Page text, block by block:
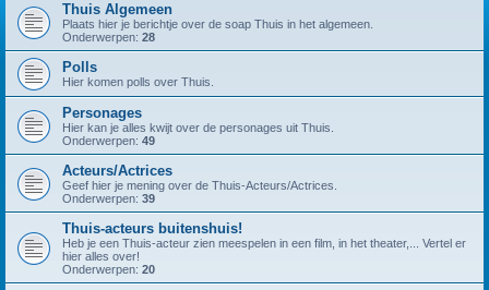
Thuis Algemeen
Plaats hier je berichtje over de soap Thuis in het algemeen.
Onderwerpen: 28
Polls
Hier komen polls over Thuis.
Personages
Hier kan je alles kwijt over de personages uit Thuis.
Onderwerpen: 49
Acteurs/Actrices
Geef hier je mening over de Thuis-Acteurs/Actrices.
Onderwerpen: 39
Thuis-acteurs buitenshuis!
Heb je een Thuis-acteur zien meespelen in een film, in het theater,... Vertel er
hier alles over!
Onderwerpen: 20